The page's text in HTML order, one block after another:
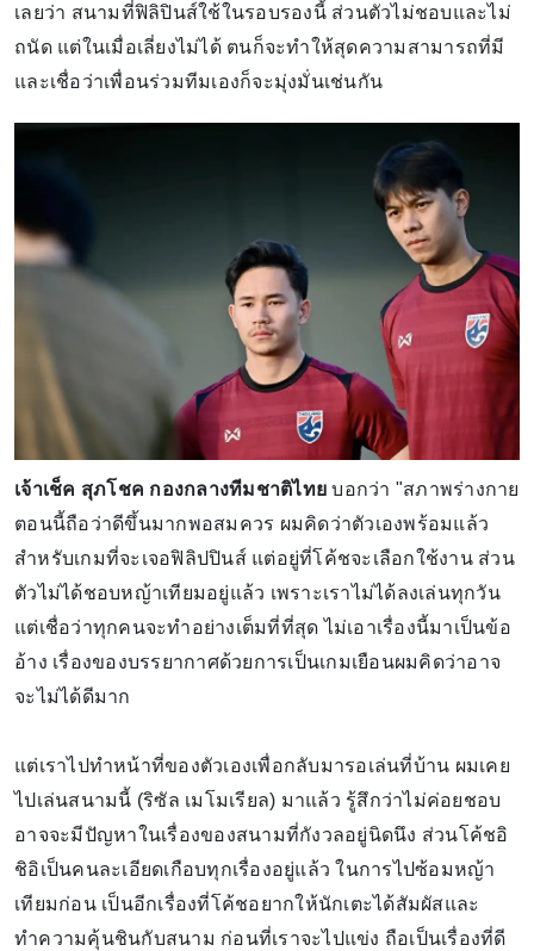
เลยว่า สนามที่ฟิลิปินส์ใช้ในรอบรองนี้ ส่วนตัวไม่ชอบและไม่
ถนัด แต่ในเมื่อเลี่ยงไม่ได้ ตนก็จะทำให้สุดความสามารถที่มี
และเชื่อว่าเพื่อนร่วมทีมเองก็จะมุ่งมั่นเช่นกัน
เจ้าเช็ค สุภโชค กองกลางทีมชาติไทย บอกว่า "สภาพร่างกาย
ตอนนี้ถือว่าดีขึ้นมากพอสมควร ผมคิดว่าตัวเองพร้อมแล้ว
สำหรับเกมที่จะเจอฟิลิปปินส์ แต่อยู่ที่โค้ชจะเลือกใช้งาน ส่วน
ตัวไม่ได้ชอบหญ้าเทียมอยู่แล้ว เพราะเราไม่ได้ลงเล่นทุกวัน
แต่เชื่อว่าทุกคนจะทำอย่างเต็มที่ที่สุด ไม่เอาเรื่องนี้มาเป็นข้อ
อ้าง เรื่องของบรรยากาศด้วยการเป็นเกมเยือนผมคิดว่าอาจ
จะไม่ได้ดีมาก
แต่เราไปทำหน้าที่ของตัวเองเพื่อกลับมารอเล่นที่บ้าน ผมเคย
ไปเล่นสนามนี้ (ริซัล เมโมเรียล) มาแล้ว รู้สึกว่าไม่ค่อยชอบ
อาจจะมีปัญหาในเรื่องของสนามที่กังวลอยู่นิดนึง ส่วนโค้ชอิ
ชิอิเป็นคนละเอียดเกือบทุกเรื่องอยู่แล้ว ในการไปซ้อมหญ้า
เทียมก่อน เป็นอีกเรื่องที่โค้ชอยากให้นักเตะได้สัมผัสและ
ทำความคุ้นชินกับสนาม ก่อนที่เราจะไปแข่ง ถือเป็นเรื่องที่ดี